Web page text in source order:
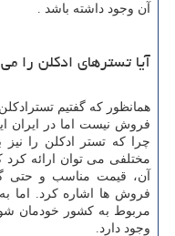
آن وجود داشته باشد .
آیا تسترهای ادکلن را
همانظور که گفتیم
فروش نیست اما در ایران
چرا که تستر ادکلن را
مختلفی می توان ارائه کرد
آن، قیمت مناسب و حتی
فروش ها اشاره کرد. اما
مربوط به کشور خودمان
وجود دارد.